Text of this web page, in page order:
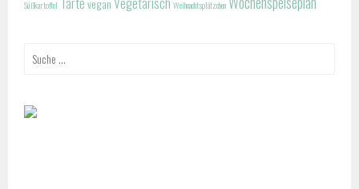
Süßkartoffel vegan Weihnachtsplätzchen
Suche